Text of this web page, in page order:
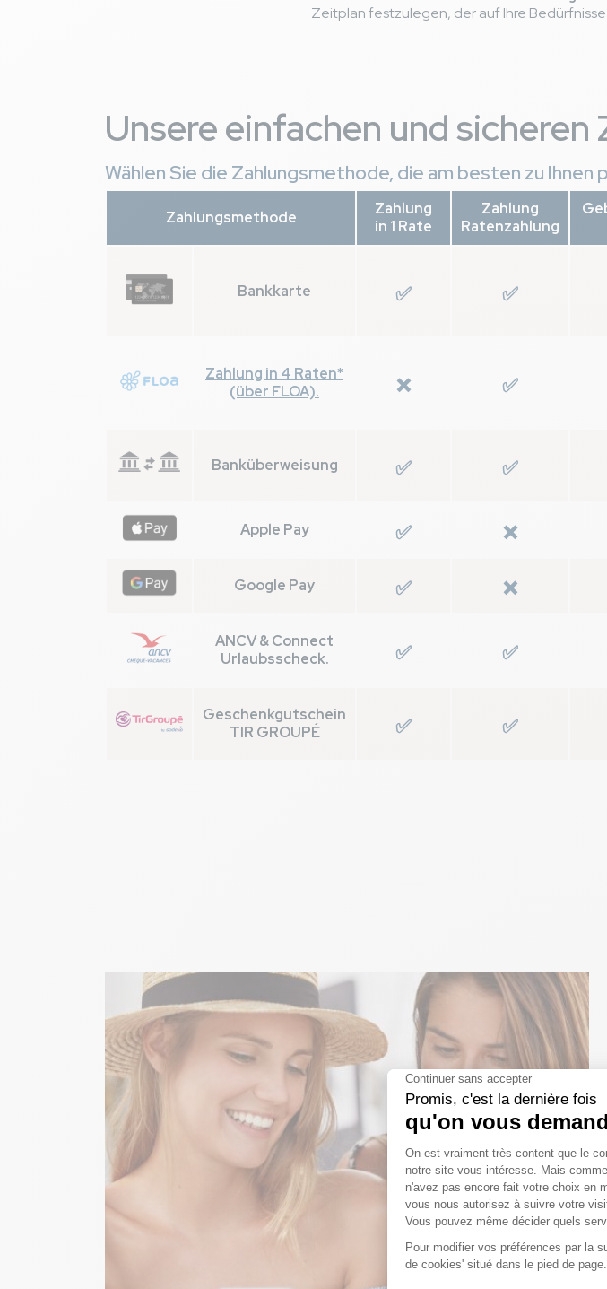
Zeitplan festzulegen, der auf Ihre
Unsere einfachen und
Wählen Sie die Zahlungsmethode, die am besten zu Ihnen
Zahlungsmethode
Zahlung
in 1 Rate
Zahlung
Ratenzahlung
Bankkarte ✅ ✅
Zahlung in 4 Raten*
(über FLOA).
❌ ✅
Banküberweisung ✅ ✅
Apple Pay ✅ ❌
Google Pay ✅ ❌
ANCV & Connect
Urlaubsscheck.
✅ ✅
Geschenkgutschein
TIR GROUPÉ
✅ ✅
Bild